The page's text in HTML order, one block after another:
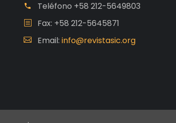
Teléfono +58 212-5649803
Fax: +58 212-5645871
Email: info@revistasic.org